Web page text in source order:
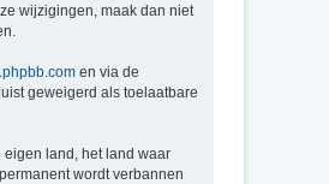
wijzigingen, maak dan niet
en via de
geweigerd als toelaatbare
land, het land waar
wordt verbannen